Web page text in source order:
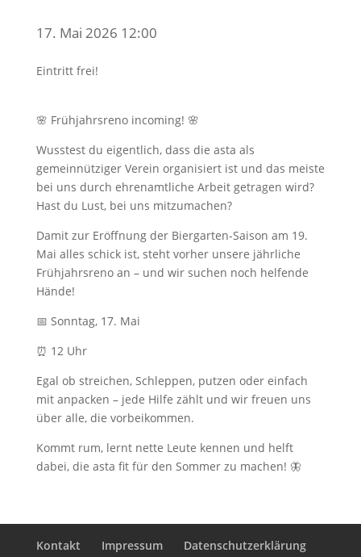
17. Mai 2026 12:00
Eintritt frei!
🌸 Frühjahrsreno incoming! 🌸
Wusstest du eigentlich, dass die asta als
gemeinnütziger Verein organisiert ist und das meiste
bei uns durch ehrenamtliche Arbeit getragen wird?
Hast du Lust, bei uns mitzumachen?
Damit zur Eröffnung der Biergarten-Saison am 19.
Mai alles schick ist, steht vorher unsere jährliche
Frühjahrsreno an – und wir suchen noch helfende
Hände!
📅 Sonntag, 17. Mai
⏰ 12 Uhr
Egal ob streichen, Schleppen, putzen oder einfach
mit anpacken – jede Hilfe zählt und wir freuen uns
über alle, die vorbeikommen.
Kommt rum, lernt nette Leute kennen und helft
dabei, die asta fit für den Sommer zu machen! 🦋
Kontakt Impressum Datenschutzerklärung